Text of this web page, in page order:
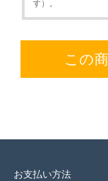
す）。
この
お支払い方法